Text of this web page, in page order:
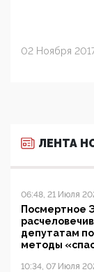
02 Ноября
ЛЕНТА
06:48, 21 Июля
Посмертное
депутатам
методы
10:34, 07 Июля